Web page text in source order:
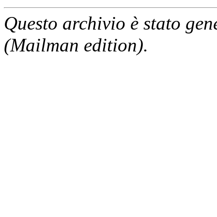
Questo archivio è stato
(Mailman edition).